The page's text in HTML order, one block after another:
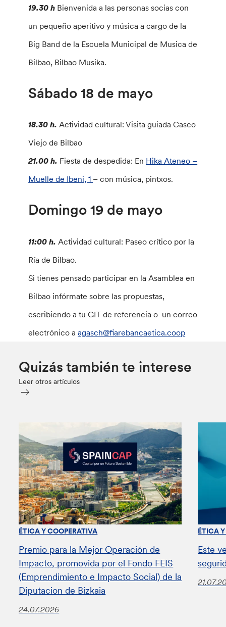
19.30 h Bienvenida a las personas socias con
un pequeño aperitivo y música a cargo de la
Big Band de la Escuela Municipal de Musica de
Bilbao, Bilbao Musika.
Sábado 18 de mayo
18.30 h. Actividad cultural: Visita guiada Casco
Viejo de Bilbao
21.00 h. Fiesta de despedida: En Hika Ateneo –
Muelle de Ibeni, 1 – con música, pintxos.
Domingo 19 de mayo
11:00 h. Actividad cultural: Paseo crítico por la
Ría de Bilbao.
Si tienes pensado participar en la Asamblea en
Bilbao infórmate sobre las propuestas,
escribiendo a tu GIT de referencia o un correo
electrónico aagasch@fiarebancaetica.coop
Quizás también te interese
Leer otros artículos
ÉTICA Y COOPERATIVA
Premio para la Mejor Operación de
Impacto, promovida por el Fondo FEIS
(Emprendimiento e Impacto Social) de la
Diputacion de Bizkaia
24.07.2026
ÉTICA
Este